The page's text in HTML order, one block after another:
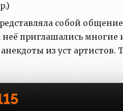
собой
неё приглашались многие
из уст